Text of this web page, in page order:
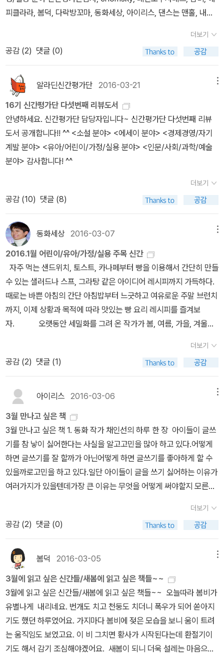
피클라라, 봄덕, 다락방꼬마, 동화세상, 아이리스, 댄스는 맨홀, 내이
나!리뷰 작성하실 때 하단에 꼭 아래 문구를 텍스트로 넣어주세요.*
알라딘 공식 신간평가단의 투표를 통해 선정된 우수 도서를 출판사로
부터 제공 받아 읽고 쓴 리뷰입니다. 둘! 그리고, 리뷰가 늦으시는 분
은 유아/어린이/가정/실용 분야의 파트장 '미씨펭양' 님께 메일 보내
주세요.메일 주소는 이메일로 보내드렸습니다.(잊어버리신 분은 we
ndy@aladin.co.kr로 메일 주시면 알려드릴게요~) 셋! 각 도서별 1
명씩 좋은 리뷰를 선정해 1만원권 알라딘 상품권을 드리고 있습니다.
각 도서별 좋은 리뷰 선정은 파트장님이 수고해주실 예정입니다.
더보기
공감 (2) 댓글 (0)
알라딘신간평가단 2016-03-21
16기 신간평가단 다섯번째 리뷰도서
안녕하세요. 신간평가단 담당자입니다~ 신간평가단 다섯번째 리뷰
도서 공개합니다!! ^^ <소설 분야> <에세이 분야> <경제경영/자기
계발 분야> <유아/어린이/가정/실용 분야> <인문/사회/과학/예술
분야> 감사합니다! ^^
더보기
공감 (10) 댓글 (8)
동화세상2016-03-07
2016.1월 어린이/유아/가정/실용 주목 신간
자주 먹는 샌드위치, 토스트, 카나페부터 빵을 이용해서 간단히 만들
수 있는 샐러드나 스프, 그라탕 같은 아이디어 레시피까지 가득하다.
때로는 바쁜 아침의 간단 아침밥부터 느긋하고 여유로운 주말 브런치
까지, 이제 상황과 목적에 따라 맛있는 빵 요리 레시피를 즐겨보
자. 오랫동안 세밀화를 그려 온 작가가 봄, 여름, 가을, 겨울에
이다. 오로지 실제 관찰을 통해 가장 사실적인 들판과 꽃의 모습을 수
려한 세밀화로 전달한다. <동화 작가 채인선과 함께하는 365 글
쓰기 다이어리>의 개정판. 일기 쓰기는 초등학생 어린이와 학부모의
최대 고민거리 중 하나인데, 이 책에는 매일매일 일기에 옮겨 쓸 수 있
에 맞는 다양한 글쓰기 소재들로 구성되어 있다. 우리의 생활
속 무심코 틀리기 쉬운 국어를 웃음 빵빵 터지는 쿠키들의 폭소 에피
소드를 통하여 재미있는 만화로 보여줌으로써 학습 부담감은 줄이고,
머리에는 쏙쏙 들어오는 웃음 만점 국어학습만화이다. 새 학기를
맞이하여 이번달은 아이의 책 위주로 한 번 찾아보았다. 아이가 좋아
하는 게임 캐릭터로 출간된 책이 눈길을 끈다. 아이가 좋아할 법한 책
이다. 그리고 빼놓을 수 없는 나를 위한 요리책.2월에도 정말 마음에
드는 책들이 많이 출간되었다. 책만 보면 욕심쟁이가 되어버리네~
더보기
공감 (2) 댓글 (1)
아이리스 2016-03-06
3월 만나고 싶은 책
3월 만나고 싶은 책 1. 동화 작가 채인선의 하루 한 장 아이들이 글쓰
기를 참 낳이 싫어한다는 사실을 알고고민을 많아 하고 있다.어떻게
하면 글쓰기를 잘 할까가 아닌어떻게 하면 글쓰기를 좋아하게 할 수
있을까로고민을 하고 있다.일단 아이들이 글을 쓰기 싫어하는 이유가
여러가지가 있을텐데가장 큰 이유는 무엇을 어떻게 써야할지 모른다
더 이해하고 잘 알아주는 관점에서글쓰기 처방전이 나왔을 거 같아서
만나고 싶다. 2. 생각을 열어 주는 사회가치사전 4학년 교과에 토
론하기가 나오기 시작한다.요즘 아이들이 교과에서도 토론을 배우기
시작하고자기 의견을 논리적으로 잘 이야기 하는 것이중요하게 여겨
지고 있다.토론을 그냥 말싸움으로 생각하거나무조건 어렵다고 생각
하는 아이들에게토론의 의미와 함께 사회 개념어까지 알려줄 수 있어
서토론을 처음 접하는 아이들이나토론 교육에 관심이 있는 어른들에
게도 도움을 줄 거 같다. 3. 조금만 기다려 봐 케빈 헹크스의 세 번
째 칼데콧 수장작이라서 더욱 관심이 간다.아이들이 이미 현란하고
빠른 것에 익숙해져 있는 경우도 많은데케빈 헹크스의 서정적인 그림
과 잔잔한 그림으로그림책이 주는 의미와 즐거움을 느끼고 싶
더보기
공감 (2) 댓글 (0)
봄덕 2016-03-05
3월에 읽고 싶은 신간들/새봄에 읽고 싶은 책들~~
3월에 읽고 싶은 신간들/새봄에 읽고 싶은 책들~~ 오늘따라 봄비가
유별나게 내리네요. 번개도 치고 천둥도 치더니 폭우가 되어 쏟아지
기도 했던 하루였어요. 가지마다 봄비에 젖은 모습을 보니 움이 트려
는 움직임도 보였고요. 이 비 그치면 황사가 시작된다는데 환절기이
기도 해서 감기 조심해야겠어요. 새봄이 되니 더욱 설레는 마음으로